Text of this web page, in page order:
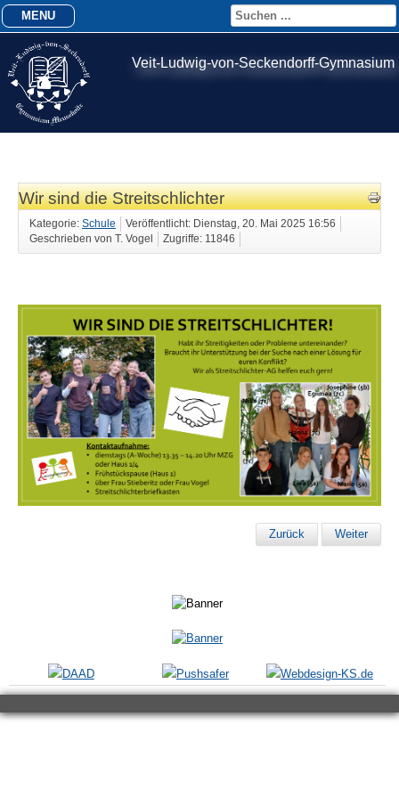
Veit-Ludwig-von-Seckendorff-Gymnasium
MENU
Wir sind die Streitschlichter
Kategorie: Schule
Veröffentlicht: Dienstag, 20. Mai 2025 16:56
Geschrieben von T. Vogel
Zugriffe: 11846
Zurück Weiter